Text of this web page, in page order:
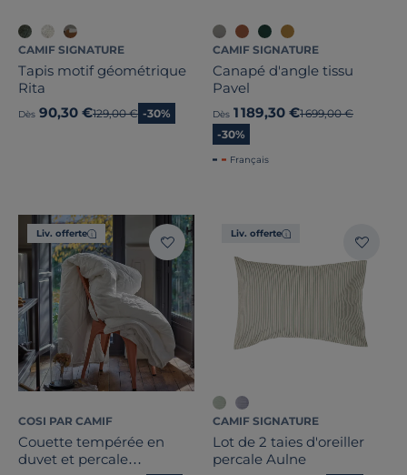
CAMIF SIGNATURE
Tapis motif géométrique
Rita
Dès 90,30 €Ancien prix
129,00 € -30%
CAMIF SIGNATURE
Canapé d'angle tissu
Pavel
Dès 1 189,30 €Ancien prix
1 699,00 €
-30%
Français
Liv. offerte
COSI PAR CAMIF
Couette tempérée en
duvet et percale
Liv. offerte
CAMIF SIGNATURE
Lot de 2 taies d'oreiller
percale Aulne